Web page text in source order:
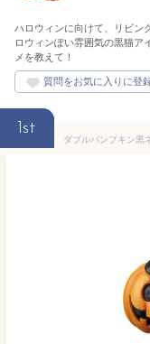
ハロウィンに向けて、リビン
ロウィンぽい雰囲気の黒猫ア
メを教えて！
1st